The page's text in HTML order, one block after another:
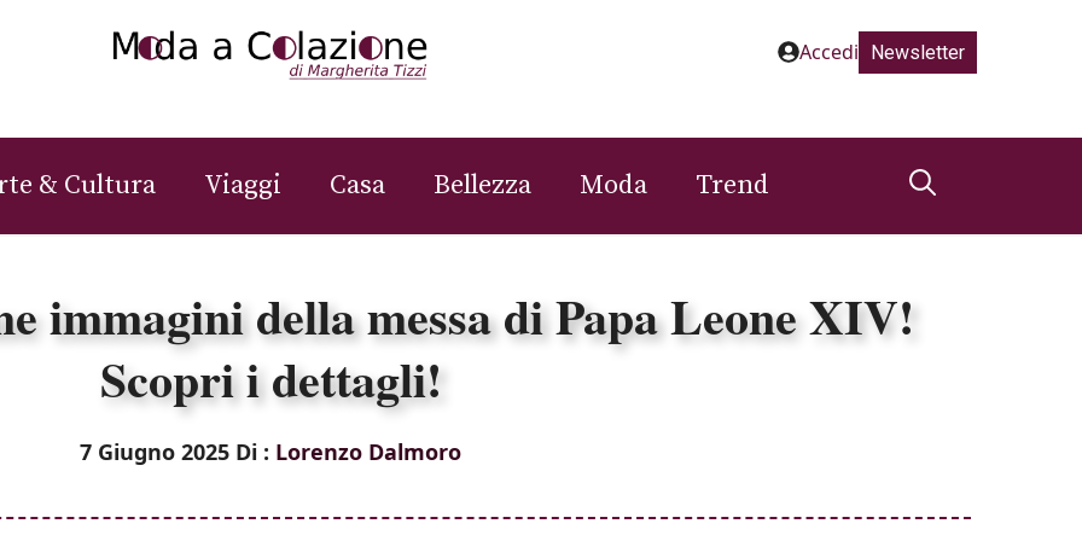
Accedi Newsletter
& Cultura Viaggi Casa Bellezza Moda Trend
immagini della messa di Papa Leone XIV!
Scopri i dettagli!
7 Giugno 2025 Di : Lorenzo Dalmoro